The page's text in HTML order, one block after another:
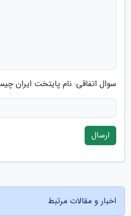
سوال اتفاقی: نام پایتخت ایران
ارسال
اخبار و مقالات مرتبط